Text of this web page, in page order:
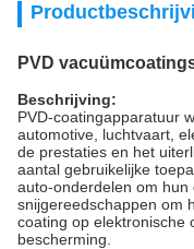
PVD
Beschrijving:
PVD-coatingapparatuur
automotive, luchtvaart,
de prestaties en het
aantal gebruikelijke
auto-onderdelen om
snijgereedschappen om
coating op elektronische
bescherming.